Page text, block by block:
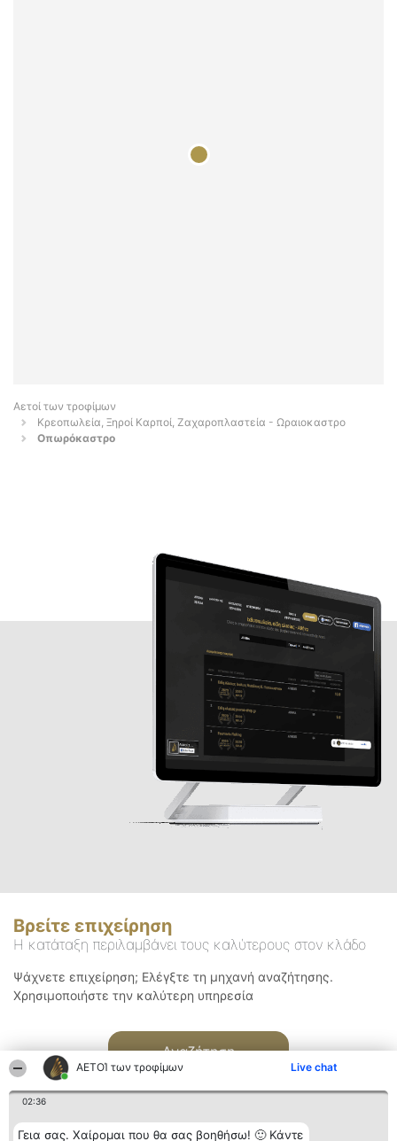
ΑΕΤΟΊ των τροφίμων Live chat
02:36
Γεια σας. Χαίρομαι που θα σας βοηθήσω! 🙂 Κάντε
Αετοί των τροφίμων
Κρεοπωλεία, Ξηροί Καρποί, Ζαχαροπλαστεία - Ωραιοκαστρο
Οπωρόκαστρο
Βρείτε επιχείρηση
Η κατάταξη περιλαμβάνει τους καλύτερους στον κλάδο
Ψάχνετε επιχείρηση; Ελέγξτε τη μηχανή αναζήτησης.
Χρησιμοποιήστε την καλύτερη υπηρεσία
Αναζήτηση